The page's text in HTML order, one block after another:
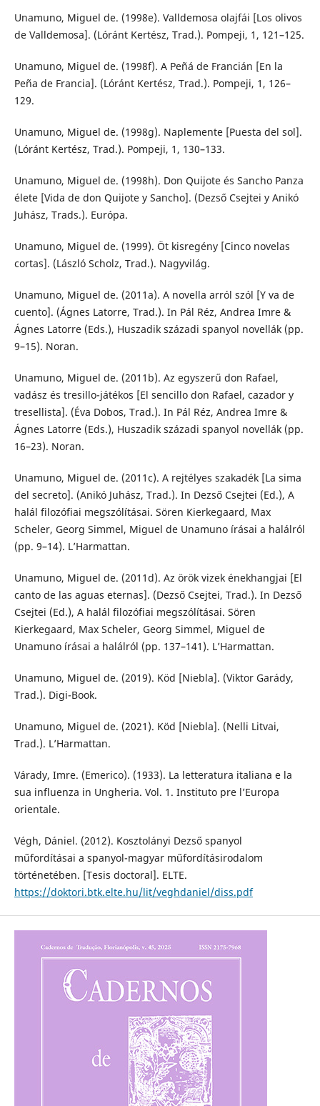
Unamuno, Miguel de. (1998e). Valldemosa olajfái [Los olivos
de Valldemosa]. (Lóránt Kertész, Trad.). Pompeji, 1, 121–125.
Unamuno, Miguel de. (1998f). A Peñá de Francián [En la
Peña de Francia]. (Lóránt Kertész, Trad.). Pompeji, 1, 126–
129.
Unamuno, Miguel de. (1998g). Naplemente [Puesta del sol].
(Lóránt Kertész, Trad.). Pompeji, 1, 130–133.
Unamuno, Miguel de. (1998h). Don Quijote és Sancho Panza
élete [Vida de don Quijote y Sancho]. (Dezső Csejtei y Anikó
Juhász, Trads.). Európa.
Unamuno, Miguel de. (1999). Öt kisregény [Cinco novelas
cortas]. (László Scholz, Trad.). Nagyvilág.
Unamuno, Miguel de. (2011a). A novella arról szól [Y va de
cuento]. (Ágnes Latorre, Trad.). In Pál Réz, Andrea Imre &
Ágnes Latorre (Eds.), Huszadik századi spanyol novellák (pp.
9–15). Noran.
Unamuno, Miguel de. (2011b). Az egyszerű don Rafael,
vadász és tresillo-játékos [El sencillo don Rafael, cazador y
tresellista]. (Éva Dobos, Trad.). In Pál Réz, Andrea Imre &
Ágnes Latorre (Eds.), Huszadik századi spanyol novellák (pp.
16–23). Noran.
Unamuno, Miguel de. (2011c). A rejtélyes szakadék [La sima
del secreto]. (Anikó Juhász, Trad.). In Dezső Csejtei (Ed.), A
halál filozófiai megszólításai. Sören Kierkegaard, Max
Scheler, Georg Simmel, Miguel de Unamuno írásai a halálról
(pp. 9–14). L’Harmattan.
Unamuno, Miguel de. (2011d). Az örök vizek énekhangjai [El
canto de las aguas eternas]. (Dezső Csejtei, Trad.). In Dezső
Csejtei (Ed.), A halál filozófiai megszólításai. Sören
Kierkegaard, Max Scheler, Georg Simmel, Miguel de
Unamuno írásai a halálról (pp. 137–141). L’Harmattan.
Unamuno, Miguel de. (2019). Köd [Niebla]. (Viktor Garády,
Trad.). Digi-Book.
Unamuno, Miguel de. (2021). Köd [Niebla]. (Nelli Litvai,
Trad.). L’Harmattan.
Várady, Imre. (Emerico). (1933). La letteratura italiana e la
sua influenza in Ungheria. Vol. 1. Instituto pre l’Europa
orientale.
Végh, Dániel. (2012). Kosztolányi Dezső spanyol
műfordításai a spanyol-magyar műfordításirodalom
történetében. [Tesis doctoral]. ELTE.
https://doktori.btk.elte.hu/lit/veghdaniel/diss.pdf